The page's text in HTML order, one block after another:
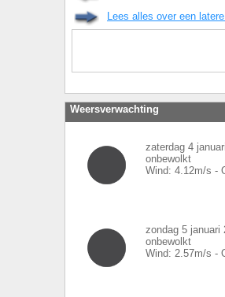
Lees alles over een
Weersverwachting
zaterdag 4
onbewolkt
Wind: 4.12m/s -
zondag 5 januari
onbewolkt
Wind: 2.57m/s -